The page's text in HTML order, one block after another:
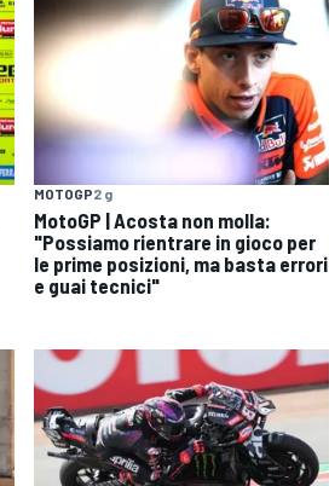
MOTOGP2 g
MotoGP | Acosta non molla:
"Possiamo rientrare in gioco per
le prime posizioni, ma basta errori
e guai tecnici"